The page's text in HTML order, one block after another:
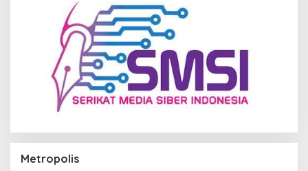
Metropolis